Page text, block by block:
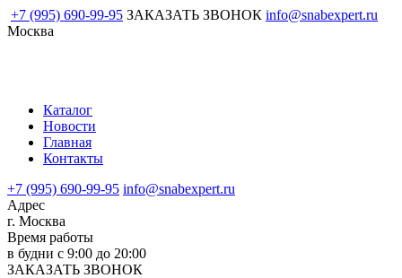
+7 (995) 690-99-95 ЗАКАЗАТЬ ЗВОНОК info@snabexpert.ru
Москва
Каталог
Новости
Главная
Контакты
+7 (995) 690-99-95 info@snabexpert.ru
Адрес
г. Москва
Время работы
в будни с 9:00 до 20:00
ЗАКАЗАТЬ ЗВОНОК